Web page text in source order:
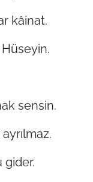
kâinat.
Hüseyin.
sensin.
gider.